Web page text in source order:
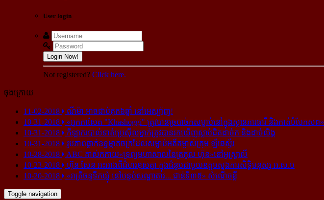
User login
Login Now!
Not registered? Click here.
ចុងក្រោយ
11-02-2018
ណីម៉ា អាច​ជាប់​គុក​៦ឆ្នាំ នៅ​អេស្ប៉ាញ!
10-31-2018
«អ្នក​កាសែត "Khashoggi" ត្រូវ​បាន​ច្របាច់ក​សម្លាប់​នៅ​ក្នុង​ស្ថាន​ភារធារី និង​កាត់​បំបែក​សព»
10-31-2018
កីឡាករ​បាល់ទាត់​ប្រេស៊ីល​ម្នាក់​ត្រូវ​បាន​រក​ឃើញ​ស្លាប់​ជិត​ដាច់ក និង​ដាច់​លិង្គ
10-31-2018
រូបភាព​ធ្លាក់​ឧទ្ធម្ភាគចក្រ​ដែល​សម្លាប់​អតីត​ម្ចាស់​ក្រុម​ ឡីឆេស្ទ័រ
10-28-2018
ABC គាស់​កកាយ​«ទ្រព្យមហាសាល​នៃ​ត្រកូល ហ៊ុន»​នៅ​អូស្ត្រាលី
10-23-2018
ហ៊ុន សែន អះអាង​ពី​ជំហរ​ខុស​គ្នា ក្នុង​ជំនួប​ជាមួយ​ឧត្តម​ស្នងការ​សិទ្ធិ​មនុស្ស អ.ស.ប
10-20-2018
«រាត្រីចន្ទទឹកឃ្មុំ នៅបន្ទប់សណ្ឋាគារ... ជាន់ទី៣៥» សំណើចខ្លី
Toggle navigation